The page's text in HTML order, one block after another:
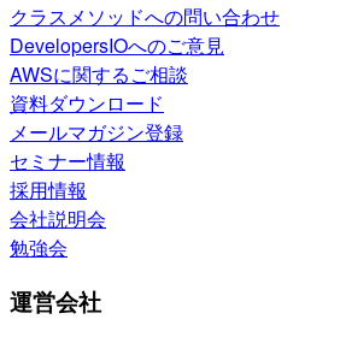
クラスメソッドへの問い合わせ
DevelopersIOへのご意見
AWSに関するご相談
資料ダウンロード
メールマガジン登録
セミナー情報
採用情報
会社説明会
勉強会
運営会社